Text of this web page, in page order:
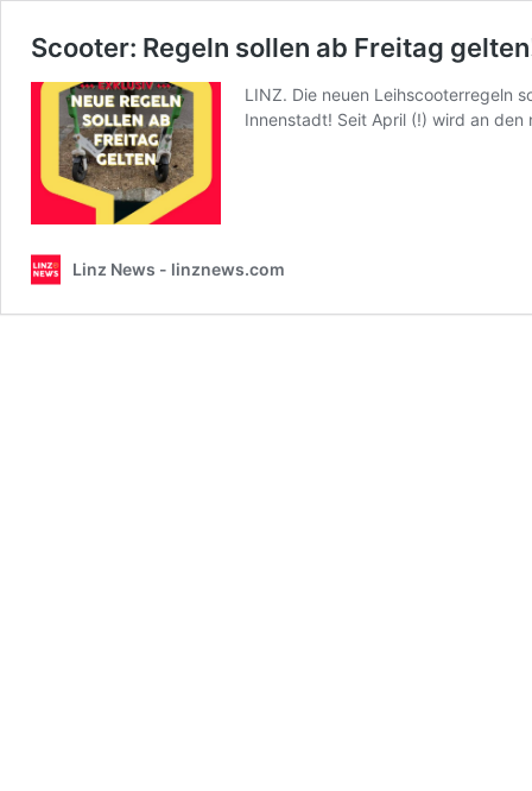
Scooter: Regeln sollen ab Freitag
LINZ. Die neuen Leihscooterregeln
Innenstadt! Seit April (!) wird an
Linz News - linznews.com